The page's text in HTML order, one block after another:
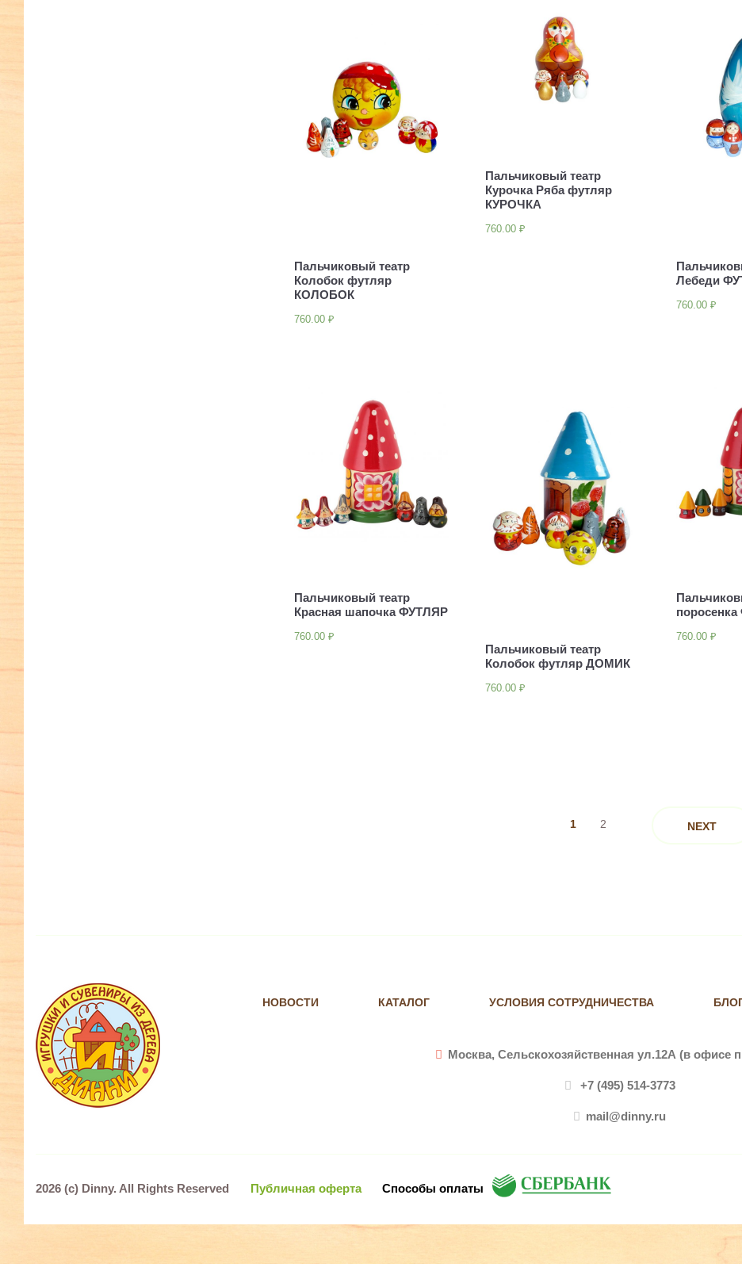
Пальчиковый театр
Колобок футляр
КОЛОБОК
760.00 ₽
Пальчиковый театр
Курочка Ряба футляр
КУРОЧКА
760.00₽
Лебеди
760.00₽
Пальчиковый театр
Красная шапочка ФУТЛЯР
760.00 ₽
Пальчиковый театр
Колобок футляр ДОМИК
760.00₽
760.00₽
1 2 NEXT
НОВОСТИ КАТАЛОГ УСЛОВИЯ СОТРУДНИЧЕСТВА
Москва, Сельскохозяйственная ул.12А (в офисе
+7 (495) 514-3773
mail@dinny.ru
2026 (c) Dinny. All Rights Reserved Публичная оферта Способы оплаты